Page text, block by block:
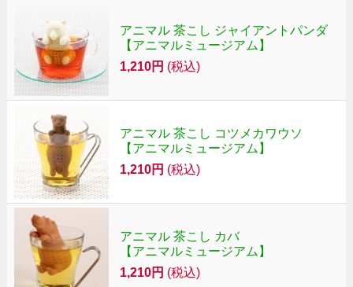
アニマル 茶こし ジャイアントパンダ
【アニマルミュージアム】
1,210円 (税込)
アニマル 茶こし コツメカワウソ
【アニマルミュージアム】
1,210円 (税込)
アニマル 茶こし カバ
【アニマルミュージアム】
1,210円 (税込)